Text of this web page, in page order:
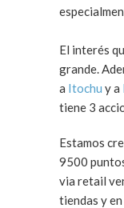
El interés
grande.
a Itochu y a
tiene 3
Estamos
9500
via retail
tiendas y